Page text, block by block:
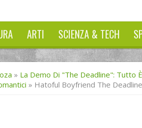
ARTI SCIENZA & TECH
» La Demo Di "The Deadline": Tutto È
» Hatoful Boyfriend The Deadline